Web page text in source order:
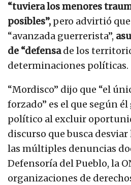
“tuviera los menores
posibles”, pero advirtió
“avanzada guerrerista”,
de “defensade los
determinaciones políticas.
“Mordisco” dijo que “el
forzado” es el que según
político al excluir
discurso que busca
las múltiples denuncias
Defensoría del Pueblo, la
organizaciones de